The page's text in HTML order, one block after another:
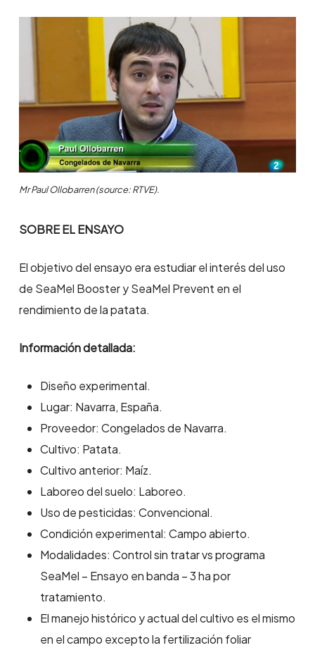
Mr Paul Ollobarren (source: RTVE).
SOBRE EL ENSAYO
El objetivo del ensayo era estudiar el interés del uso
de SeaMel Booster y SeaMel Prevent en el
rendimiento de la patata.
Información detallada:
Diseño experimental.
Lugar: Navarra, España.
Proveedor: Congelados de Navarra.
Cultivo: Patata.
Cultivo anterior: Maíz.
Laboreo del suelo: Laboreo.
Uso de pesticidas: Convencional.
Condición experimental: Campo abierto.
Modalidades: Control sin tratar vs programa
SeaMel – Ensayo en banda – 3 ha por
tratamiento.
El manejo histórico y actual del cultivo es el mismo
en el campo excepto la fertilización foliar